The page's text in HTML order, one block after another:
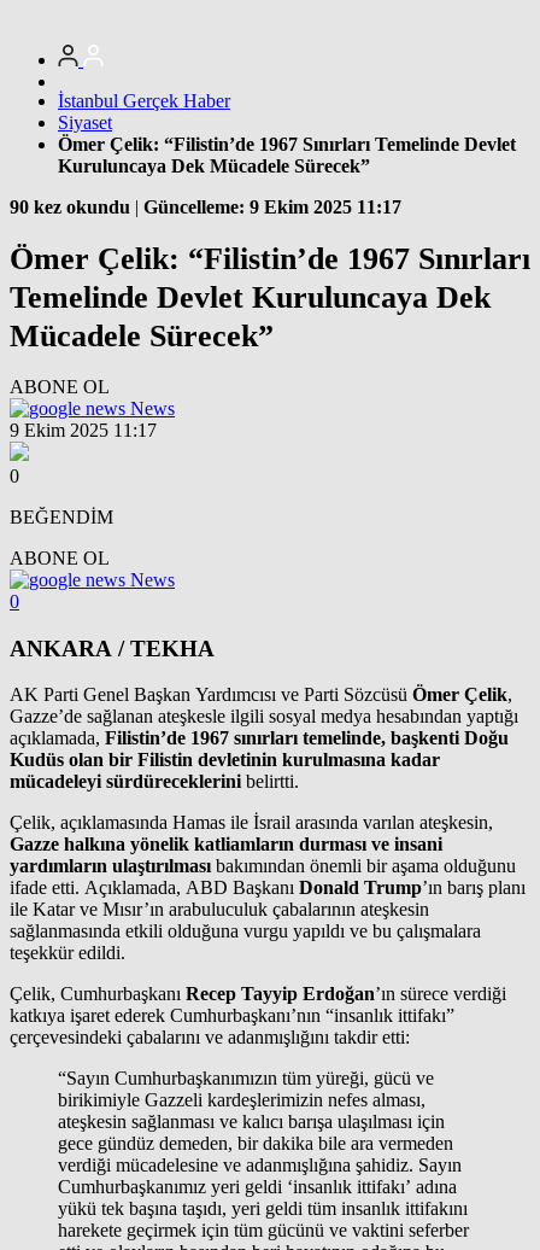
İstanbul Gerçek Haber
Siyaset
Ömer Çelik: “Filistin’de 1967 Sınırları Temelinde Devlet
Kuruluncaya Dek Mücadele Sürecek”
90 kez okundu | Güncelleme: 9 Ekim 2025 11:17
Ömer Çelik: “Filistin’de 1967 Sınırları
Temelinde Devlet Kuruluncaya Dek
Mücadele Sürecek”
ABONE OL
News
9 Ekim 2025 11:17
0
BEĞENDİM
ABONE OL
News
0
ANKARA / TEKHA
AK Parti Genel Başkan Yardımcısı ve Parti Sözcüsü Ömer Çelik,
Gazze’de sağlanan ateşkesle ilgili sosyal medya hesabından yaptığı
açıklamada, Filistin’de 1967 sınırları temelinde, başkenti Doğu
Kudüs olan bir Filistin devletinin kurulmasına kadar
mücadeleyi sürdüreceklerinibelirtti.
Çelik, açıklamasında Hamas ile İsrail arasında varılan ateşkesin,
Gazze halkına yönelik katliamların durması ve insani
yardımların ulaştırılmasıbakımından önemli bir aşama olduğunu
ifade etti. Açıklamada, ABD Başkanı Donald Trump’ın barış planı
ile Katar ve Mısır’ın arabuluculuk çabalarının ateşkesin
sağlanmasında etkili olduğuna vurgu yapıldı ve bu çalışmalara
teşekkür edildi.
Çelik, Cumhurbaşkanı Recep Tayyip Erdoğan’ın sürece verdiği
katkıya işaret ederek Cumhurbaşkanı’nın “insanlık ittifakı”
çerçevesindeki çabalarını ve adanmışlığını takdir etti:
“Sayın Cumhurbaşkanımızın tüm yüreği, gücü ve
birikimiyle Gazzeli kardeşlerimizin nefes alması,
ateşkesin sağlanması ve kalıcı barışa ulaşılması için
gece gündüz demeden, bir dakika bile ara vermeden
verdiği mücadelesine ve adanmışlığına şahidiz. Sayın
Cumhurbaşkanımız yeri geldi ‘insanlık ittifakı’ adına
yükü tek başına taşıdı, yeri geldi tüm insanlık ittifakını
harekete geçirmek için tüm gücünü ve vaktini seferber